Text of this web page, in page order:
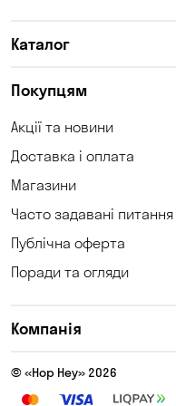
Корсунці
Коцюбинське
Кривий Ріг
Кропивницький
Каталог
Покупцям
Акції та новини
Доставка і оплата
Магазини
Часто задавані питання
Публічна оферта
Поради та огляди
Компанія
© «Hop Hey» 2026